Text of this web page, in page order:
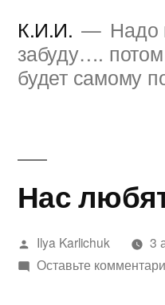
содержимому
К.И.И.
Надо
забуду….
будет самому
Нас
Написано
автором
Ilya Karlichuk
3
Оставьте